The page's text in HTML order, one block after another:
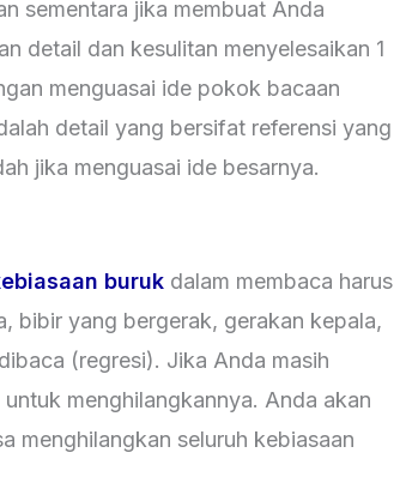
sementara jika membuat Anda
detail dan kesulitan menyelesaikan 1
menguasai ide pokok bacaan
detail yang bersifat referensi yang
jika menguasai ide besarnya.
buruk dalam membaca harus
bibir yang bergerak, gerakan kepala,
(regresi). Jika Anda masih
menghilangkannya. Anda akan
menghilangkan seluruh kebiasaan